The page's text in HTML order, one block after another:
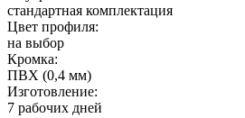
стандартная комплектация
Цвет профиля:
на выбор
Кромка:
ПВХ (0,4 мм)
Изготовление:
7 рабочих дней